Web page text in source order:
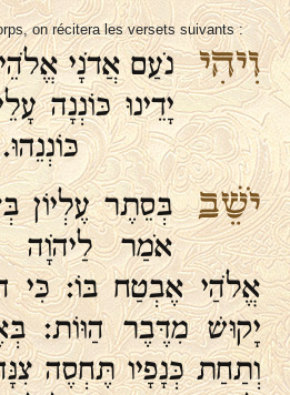
on récitera les versets suivants :
וִיהִינֹעַם אֲדֹנָי
יָדֵינוּ כּוֹנְנָה
כּוֹנְנֵהוּ.
יֹשֵׁבבְּסֵתֶר עֶלְיוֹן
אֹמַר לַיהֹוָה
אֱלֹהַי אֶבְטַח בּוֹ: כִּי
יָקוּשׁ מִדֶּבֶר הַוּוֹת:
וְתַחַת כְּנָפָיו תֶּחְסֶה